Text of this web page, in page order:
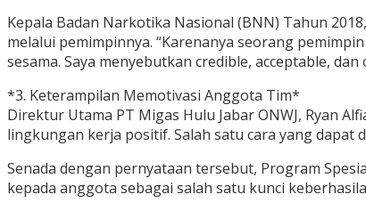
Kepala Badan Narkotika Nasional (BNN) Tahun
melalui pemimpinnya. “Karenanya seorang
sesama. Saya menyebutkan credible, acceptable, dan
*3. Keterampilan Memotivasi Anggota Tim*
Direktur Utama PT Migas Hulu Jabar ONWJ, Ryan
lingkungan kerja positif. Salah satu cara yang
Senada dengan pernyataan tersebut, Program
kepada anggota sebagai salah satu kunci